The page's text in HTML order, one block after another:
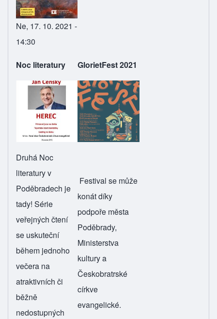
Ne, 17. 10. 2021 -
14:30
Noc literatury
Druhá Noc
literatury v
Poděbradech je
tady! Série
veřejných čtení
se uskuteční
během jednoho
večera na
atraktivních či
běžně
nedostupných
GlorietFest 2021
Festival se může
konát díky
podpoře města
Poděbrady,
Ministerstva
kultury a
Českobratrské
církve
evangelické.